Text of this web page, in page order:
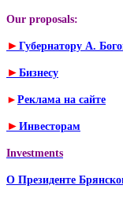
Our proposals:
► Губернатору А.
► Бизнесу
► Реклама на сайте
► Инвесторам
Investments
О Президенте